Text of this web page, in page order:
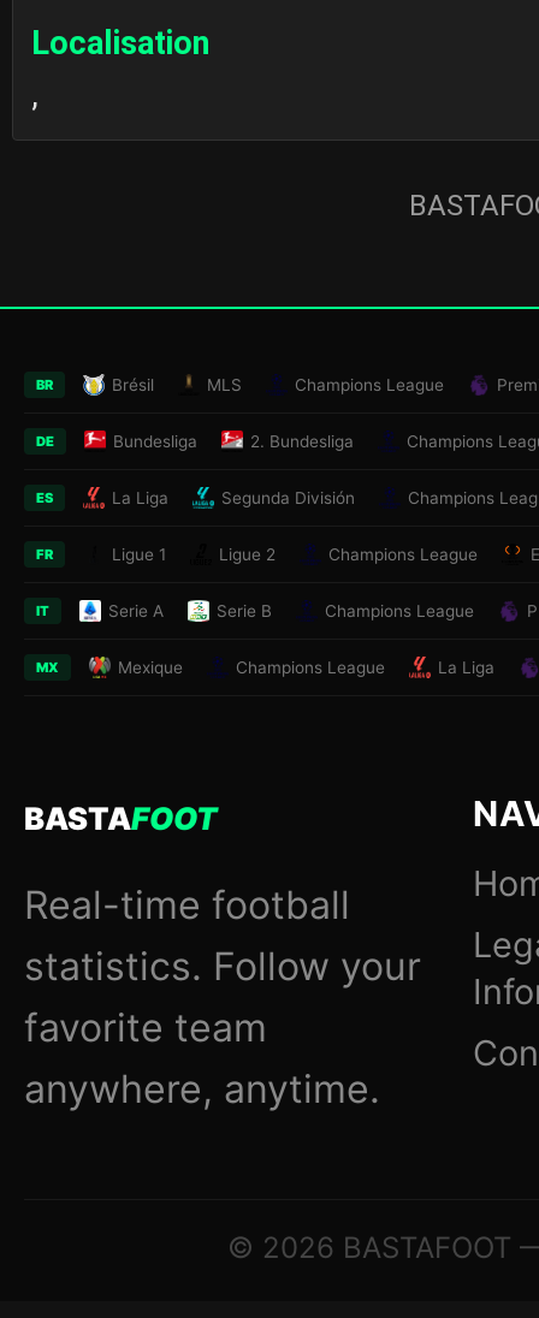
Localisation
,
BR Brésil MLS Champions League
DE Bundesliga 2. Bundesliga Champions
ES La Liga Segunda División Champions
FR Ligue 1 Ligue 2 Champions League
IT Serie A Serie B Champions League
MX Mexique Champions League La Liga
BASTAFOOT
Real-time football
statistics. Follow your
favorite team
anywhere, anytime.
© 2026